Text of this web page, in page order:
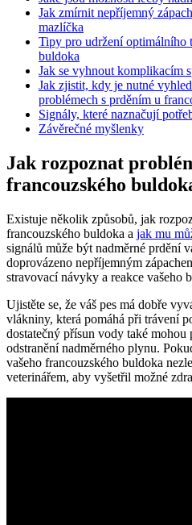
Jak zmírnit nepříjemný
mazlíčka
Tipy pro udržení optimálního
buldoka
Jak se vyhnout komplikacím
Jak zjistit, kdy je nutné
problémech s prděním u
Signály, které naznačují
Závěrečné myšlenky
Jak rozpoznat
francouzského
Existuje několik způsobů, jak
francouzského buldoka a jak mu
signálů může být nadměrné prdění
doprovázeno nepříjemným
stravovací návyky a reakce vašeho
Ujistěte se, že váš pes má dobře
vlákniny, která pomáhá při trávení
dostatečný přísun vody také
odstranění nadměrného plynu.
vašeho francouzského buldoka
veterinářem, aby vyšetřil možné